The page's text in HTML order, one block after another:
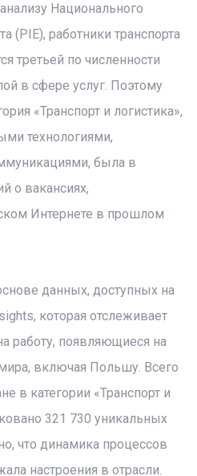
Национального
(PIE), работники транспорта
третьей по численности
в сфере услуг. Поэтому
«Транспорт и логистика»,
технологиями,
была в
о вакансиях,
Интернете в прошлом
данных, доступных на
которая отслеживает
работу, появляющиеся на
включая Польшу. Всего
в категории «Транспорт и
321 730 уникальных
что динамика процессов
настроения в отрасли.